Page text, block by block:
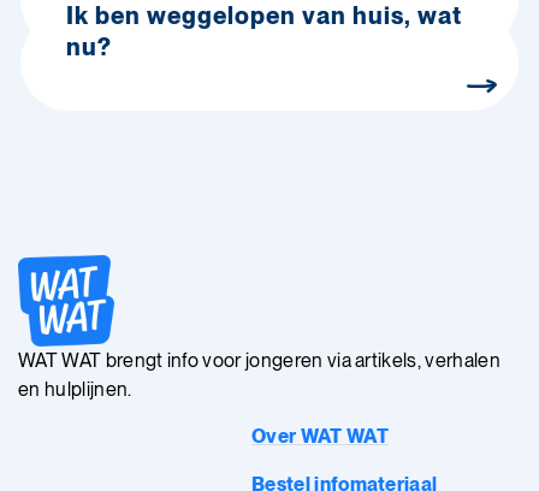
Ik ben weggelopen van huis, wat
nu?
WAT WAT brengt info voor jongeren via artikels, verhalen
en hulplijnen.
Over WAT WAT
Bestel infomateriaal